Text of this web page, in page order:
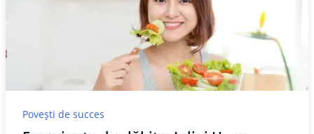
Povești de succes